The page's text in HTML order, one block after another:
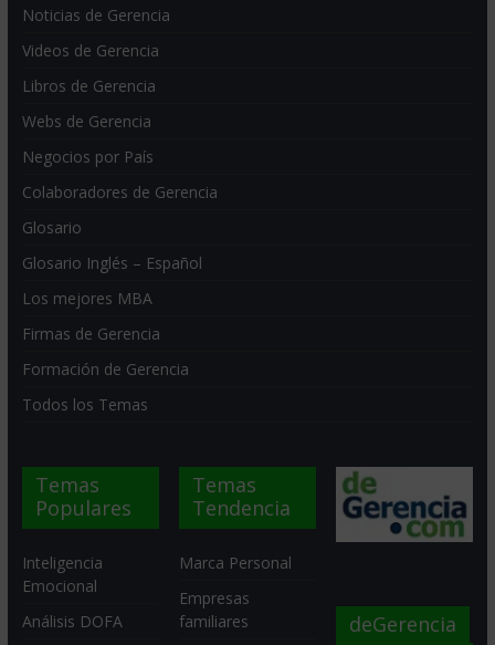
Noticias de Gerencia
Videos de Gerencia
Libros de Gerencia
Webs de Gerencia
Negocios por País
Colaboradores de Gerencia
Glosario
Glosario Inglés – Español
Los mejores MBA
Firmas de Gerencia
Formación de Gerencia
Todos los Temas
Temas
Populares
Inteligencia
Emocional
Análisis DOFA
Temas
Tendencia
Marca Personal
Empresas
familiares
deGerencia